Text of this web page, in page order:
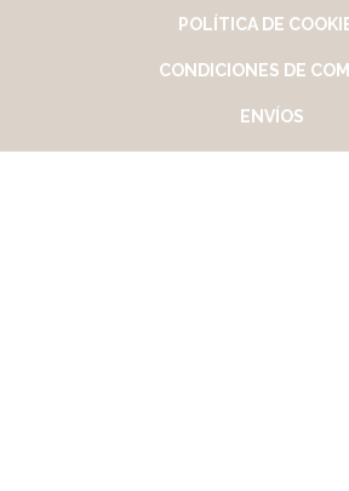
POLÍTICA DE
CONDICIONES DE
ENVÍOS